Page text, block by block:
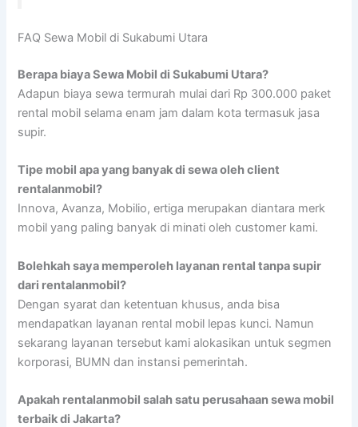
FAQ Sewa Mobil di Sukabumi Utara
Berapa biaya Sewa Mobil di Sukabumi Utara?
Adapun biaya sewa termurah mulai dari Rp 300.000 paket
rental mobil selama enam jam dalam kota termasuk jasa
supir.
Tipe mobil apa yang banyak di sewa oleh client
rentalanmobil?
Innova, Avanza, Mobilio, ertiga merupakan diantara merk
mobil yang paling banyak di minati oleh customer kami.
Bolehkah saya memperoleh layanan rental tanpa supir
dari rentalanmobil?
Dengan syarat dan ketentuan khusus, anda bisa
mendapatkan layanan rental mobil lepas kunci. Namun
sekarang layanan tersebut kami alokasikan untuk segmen
korporasi, BUMN dan instansi pemerintah.
Apakah rentalanmobil salah satu perusahaan sewa mobil
terbaik di Jakarta?